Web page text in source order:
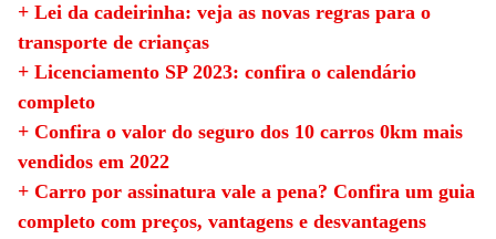
+ Lei da cadeirinha: veja as novas regras para o
transporte de crianças
+ Licenciamento SP 2023: confira o calendário
completo
+ Confira o valor do seguro dos 10 carros 0km mais
vendidos em 2022
+ Carro por assinatura vale a pena? Confira um guia
completo com preços, vantagens e desvantagens